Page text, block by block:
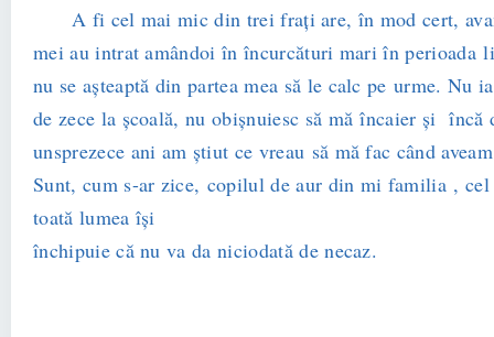
A fi cel mai mic din trei fraţi are, în mod cert,
mei au intrat amândoi în încurcături mari în perioada
nu se aşteaptă din partea mea să le calc pe urme. Nu
de zece la şcoală, nu obişnuiesc să mă încaier şi încă
unsprezece ani am ştiut ce vreau să mă fac când
Sunt, cum s-ar zice, copilul de aur din mi familia , cel
toată lumea îşi
închipuie că nu va da niciodată de necaz.